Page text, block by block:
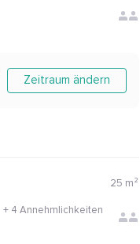
Zeitraum ändern
25 m²
+ 4 Annehmlichkeiten